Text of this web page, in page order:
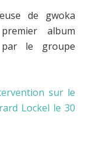
de gwoka
album
le groupe
sur le
Lockel le 30